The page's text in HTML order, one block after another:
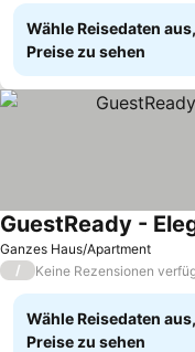
Wähle Reisedaten
Preise zu sehen
Ganzes Haus/Apartment
GuestReady -
/ Keine Rezensionen
Wähle Reisedaten
Preise zu sehen